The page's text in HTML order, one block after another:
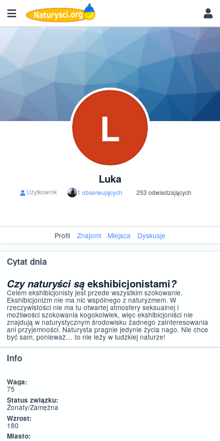
L
Luka
Użytkownik 1 obserwujących 253 odwiedzających
Profil Znajomi Miejsca Dyskusje
Cytat dnia
Czy naturyści są ekshibicjonistami?
Celem ekshibicjonisty jest przede wszystkim szokowanie.
Ekshibicjonizm nie ma nic wspólnego z naturyzmem. W
rzeczywistości nie ma tu otwartej atmosfery seksualnej i
możliwości szokowania kogokolwiek, więc ekshibicjoniści nie
znajdują w naturystycznym środowisku żadnego zainteresowania
ani przyjemności. Naturysta pragnie jedynie życia nago. Nie chce
być sam, ponieważ… to nie leży w ludzkiej naturze!
Info
Waga:
75
Status związku:
Żonaty/Zamężna
Wzrost:
180
Miasto: